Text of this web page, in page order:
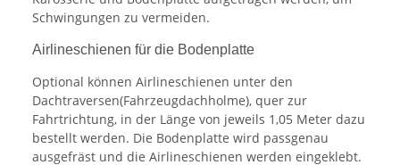
Schwingungen zu vermeiden.
Airlineschienen für die Bodenplatte
Optional können Airlineschienen unter den
Dachtraversen(Fahrzeugdachholme), quer zur
Fahrtrichtung, in der Länge von jeweils 1,05 Meter dazu
bestellt werden. Die Bodenplatte wird passgenau
ausgefräst und die Airlineschienen werden eingeklebt.